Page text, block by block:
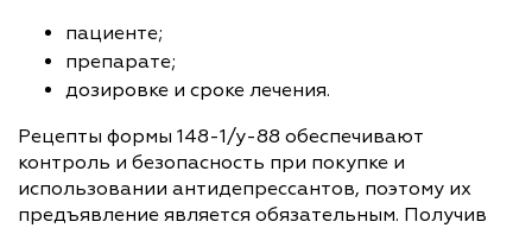
пациенте;
препарате;
дозировке и сроке лечения.
Рецепты формы 148-1/у-88 обеспечивают
контроль и безопасность при покупке и
использовании антидепрессантов, поэтому их
предъявление является обязательным. Получив